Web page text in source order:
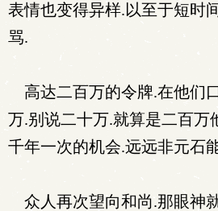
表情也变得异样.以至于短时
骂.
高达二百万的令牌.在他们
万.别说二十万.就算是二百万
千年一次的机会.远远非元石
众人再次望向和尚.那眼神